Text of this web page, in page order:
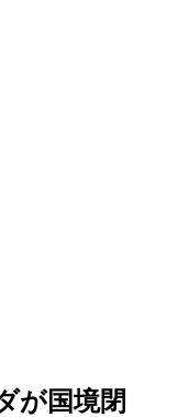
が国境閉